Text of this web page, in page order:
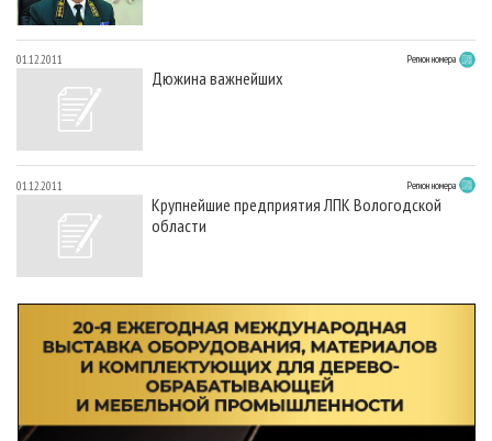
01.12.2011 Регион номера
Дюжина важнейших
01.12.2011 Регион номера
Крупнейшие предприятия ЛПК Вологодской
области